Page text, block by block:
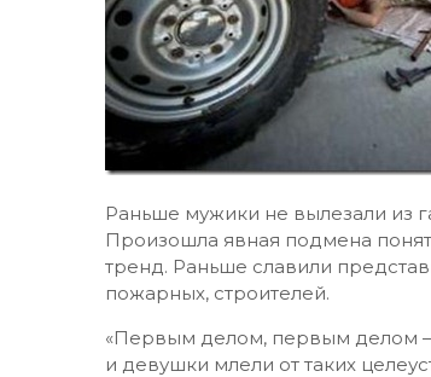
Раньше мужики не вылезали из
Произошла явная подмена
тренд. Раньше славили
пожарных, строителей.
«Первым делом, первым делом –
и девушки млели от таких